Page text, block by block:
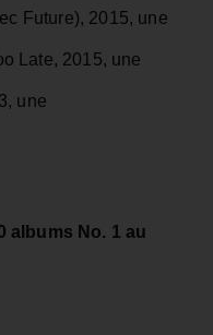
Future), 2015, une
Late, 2015, une
une
albums No. 1 au